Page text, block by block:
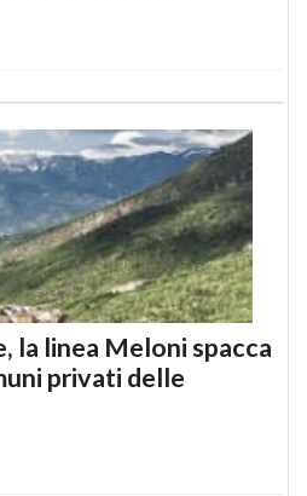
la linea Meloni spacca
privati delle